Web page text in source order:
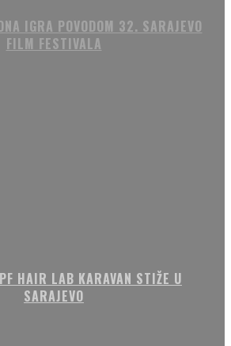
IGRA POVODOM 32. SARAJEVO
FILM FESTIVALA
HAIR LAB KARAVAN STIŽE U
SARAJEVO